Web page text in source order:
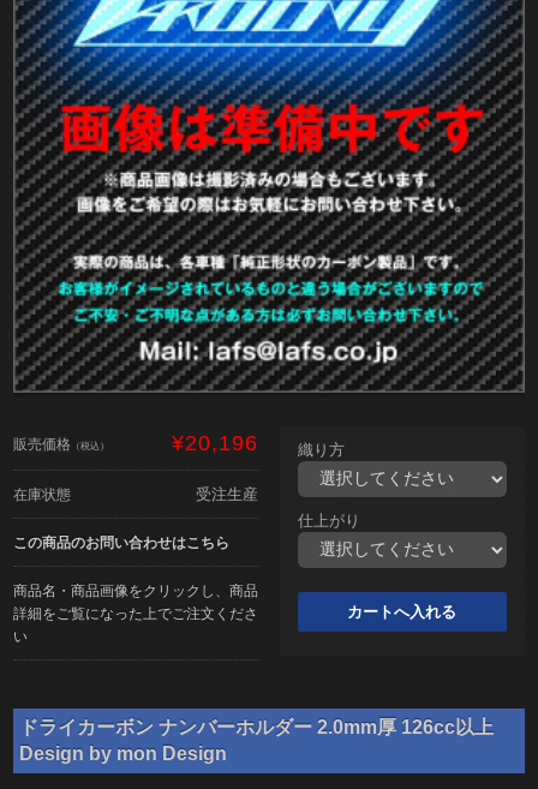
販売価格 （税込） ¥20,196
在庫状態 受注生産
この商品のお問い合わせはこちら
商品名・商品画像をクリックし、商品
詳細をご覧になった上でご注文くださ
い
織り方
仕上がり
ドライカーボン ナンバーホルダー 2.0mm厚 126cc以上
Design by mon Design